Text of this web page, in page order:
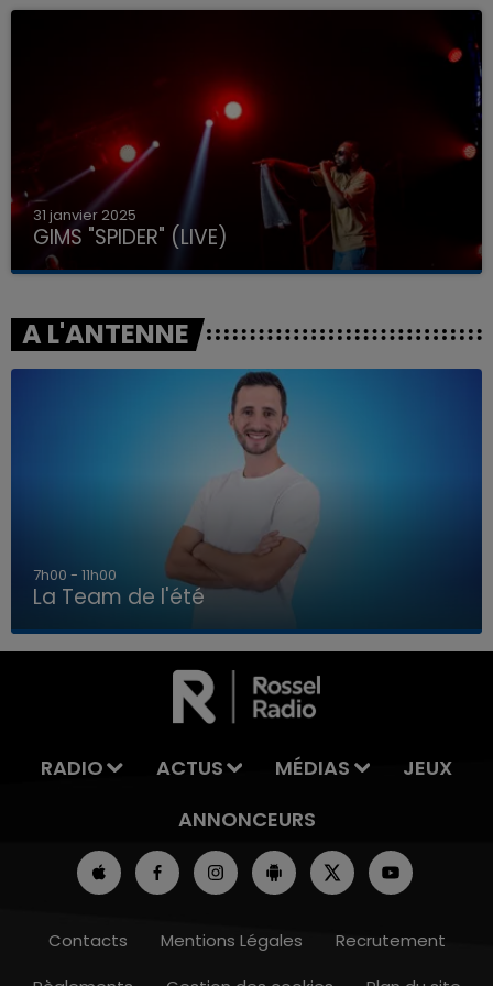
LA TEAM DE L'ÉTÉ
31 janvier 2025
GIMS "SPIDER" (LIVE)
A L'ANTENNE
7h00 - 11h00
La Team de l'été
RADIO ACTUS MÉDIAS
JEUX
ANNONCEURS
Contacts Mentions Légales
Recrutement